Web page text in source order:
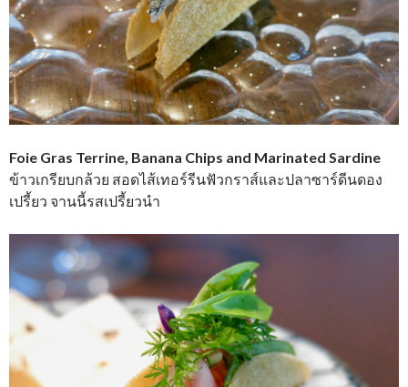
Foie Gras Terrine, Banana Chips and Marinated Sardine
ข้าวเกรียบกล้วย สอดไส้เทอร์รีนฟัวกราส์และปลาซาร์ดีนดอง
เปรี้ยว จานนี้รสเปรี้ยวนำ